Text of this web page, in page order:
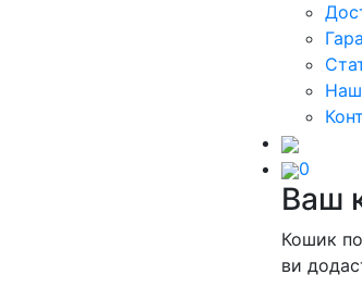
0
Ваш
Кошик
ви